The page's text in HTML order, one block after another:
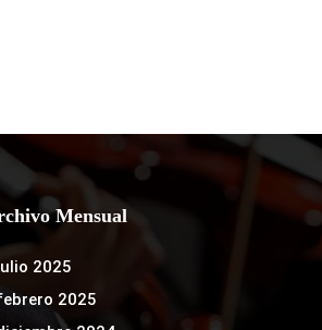
Mensual
2025
2025